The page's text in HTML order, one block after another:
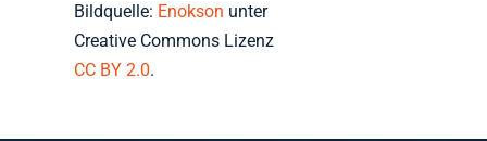
Bildquelle: Enokson unter
Creative Commons Lizenz
CC BY 2.0.